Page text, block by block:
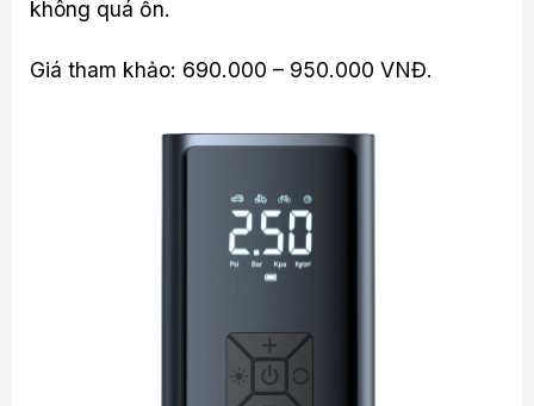
không quá ồn.
Giá tham khảo: 690.000 – 950.000 VNĐ.